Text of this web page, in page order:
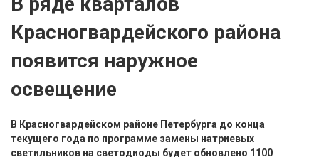
Красногвардейского района
появится наружное
освещение
В Красногвардейском районе Петербурга до конца
текущего года по программе замены натриевых
светильников на светодиоды будет обновлено 1100